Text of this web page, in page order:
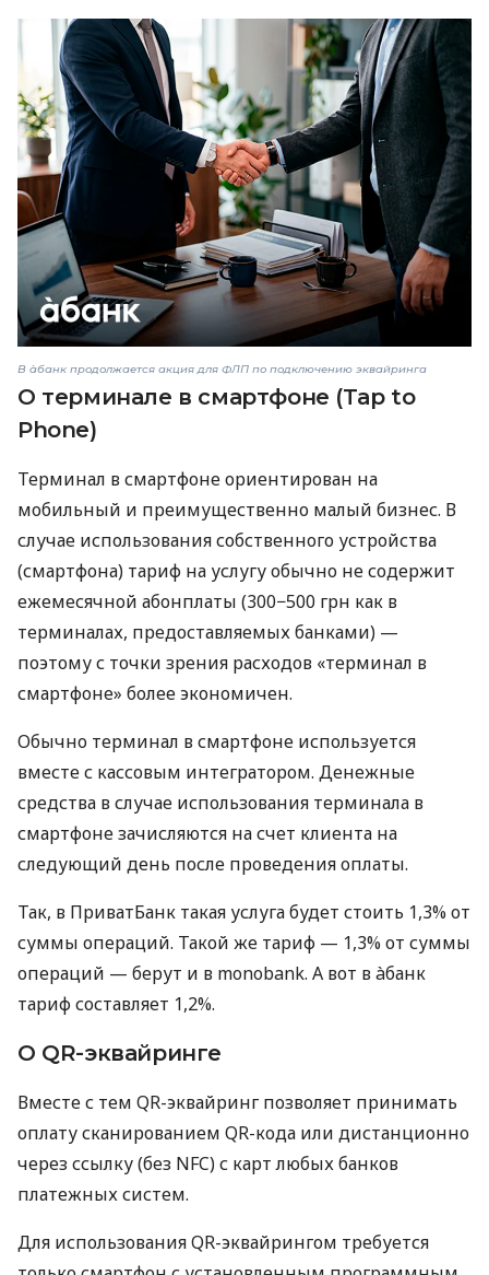
В àбанк продолжается акция для ФЛП по подключению эквайринга
О терминале в смартфоне (Tap to
Phone)
Терминал в смартфоне ориентирован на
мобильный и преимущественно малый бизнес. В
случае использования собственного устройства
(смартфона) тариф на услугу обычно не содержит
ежемесячной абонплаты (300−500 грн как в
терминалах, предоставляемых банками) —
поэтому с точки зрения расходов «терминал в
смартфоне» более экономичен.
Обычно терминал в смартфоне используется
вместе с кассовым интегратором. Денежные
средства в случае использования терминала в
смартфоне зачисляются на счет клиента на
следующий день после проведения оплаты.
Так, в ПриватБанк такая услуга будет стоить 1,3% от
суммы операций. Такой же тариф — 1,3% от суммы
операций — берут и в monobank. А вот в àбанк
тариф составляет 1,2%.
О QR-эквайринге
Вместе с тем QR-эквайринг позволяет принимать
оплату сканированием QR-кода или дистанционно
через ссылку (без NFC) с карт любых банков
платежных систем.
Для использования QR-эквайрингом требуется